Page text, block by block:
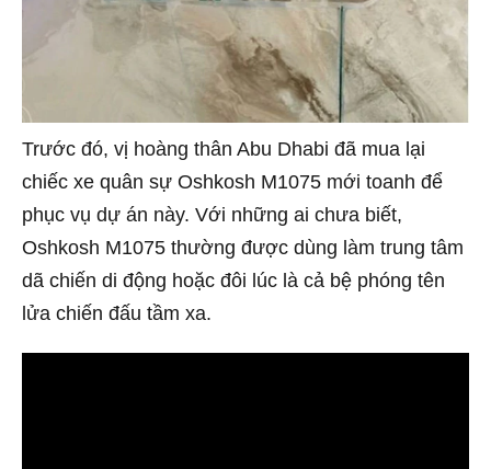
Trước đó, vị hoàng thân Abu Dhabi đã mua lại
chiếc xe quân sự Oshkosh M1075 mới toanh để
phục vụ dự án này. Với những ai chưa biết,
Oshkosh M1075 thường được dùng làm trung tâm
dã chiến di động hoặc đôi lúc là cả bệ phóng tên
lửa chiến đấu tầm xa.